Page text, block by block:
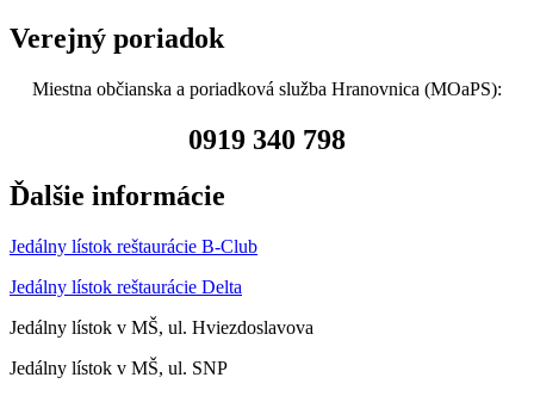
Verejný poriadok
Miestna občianska a poriadková služba Hranovnica (MOaPS):
0919 340 798
Ďalšie informácie
Jedálny lístok reštaurácie B-Club
Jedálny lístok reštaurácie Delta
Jedálny lístok v MŠ, ul. Hviezdoslavova
Jedálny lístok v MŠ, ul. SNP